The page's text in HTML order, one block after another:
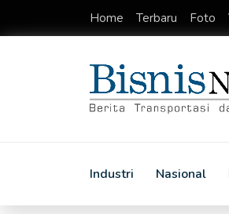
Home Terbaru Foto
Industri Nasional